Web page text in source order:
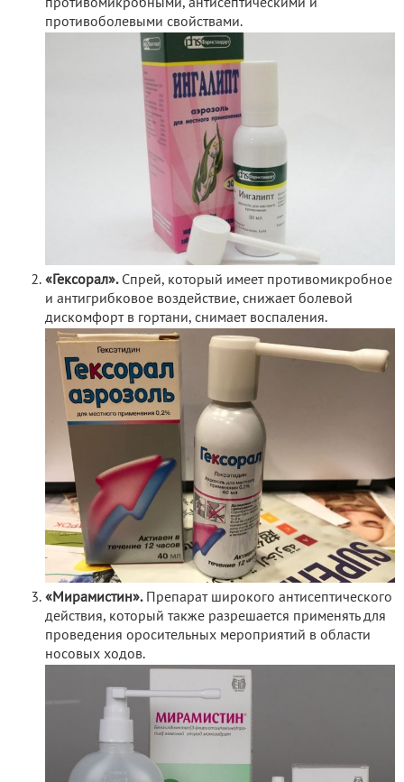
противомикробными, антисептическими и
противоболевыми свойствами.
«Гексорал».Спрей, который имеет противомикробное
и антигрибковое воздействие, снижает болевой
дискомфорт в гортани, снимает воспаления.
«Мирамистин».Препарат широкого антисептического
действия, который также разрешается применять для
проведения оросительных мероприятий в области
носовых ходов.